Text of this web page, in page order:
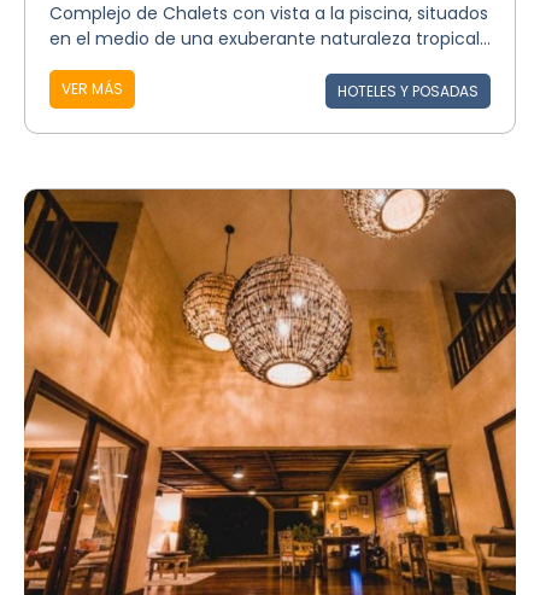
Complejo de Chalets con vista a la piscina, situados
en el medio de una exuberante naturaleza tropical...
VER MÁS HOTELES Y POSADAS